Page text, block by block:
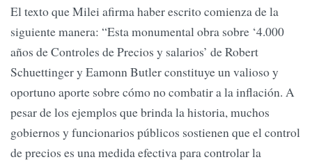
El texto que Milei afirma haber escrito comienza de la
siguiente manera: “Esta monumental obra sobre ‘4.000
años de Controles de Precios y salarios’ de Robert
Schuettinger y Eamonn Butler constituye un valioso y
oportuno aporte sobre cómo no combatir a la inflación. A
pesar de los ejemplos que brinda la historia, muchos
gobiernos y funcionarios públicos sostienen que el control
de precios es una medida efectiva para controlar la